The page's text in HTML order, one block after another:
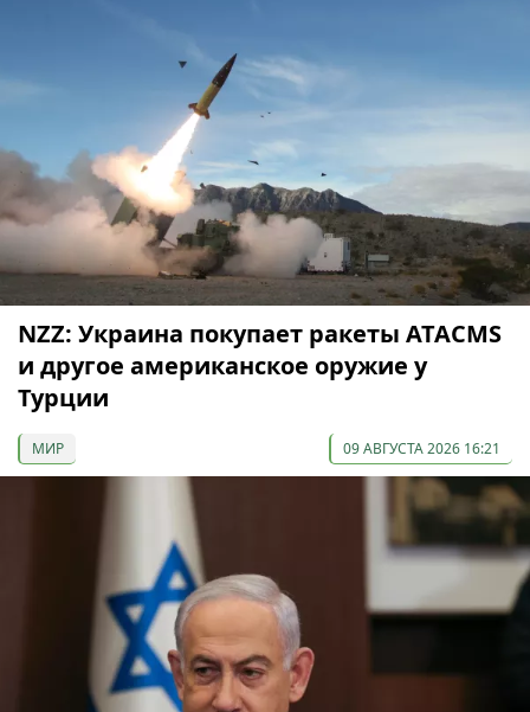
NZZ: Украина покупает ракеты ATACMS
и другое американское оружие у
Турции
МИР 09 АВГУСТА 2026 16:21